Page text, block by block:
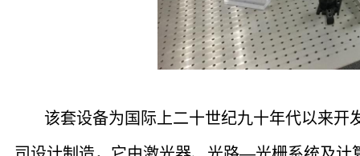
该套设备为国际上二十世纪九十年代以来开